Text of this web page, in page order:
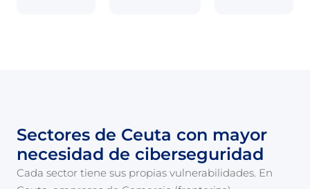
Sectores de Ceuta con mayor
necesidad de ciberseguridad
Cada sector tiene sus propias vulnerabilidades. En